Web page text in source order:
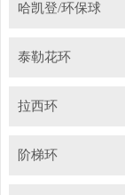
哈凯登/环保球
泰勒花环
拉西环
阶梯环